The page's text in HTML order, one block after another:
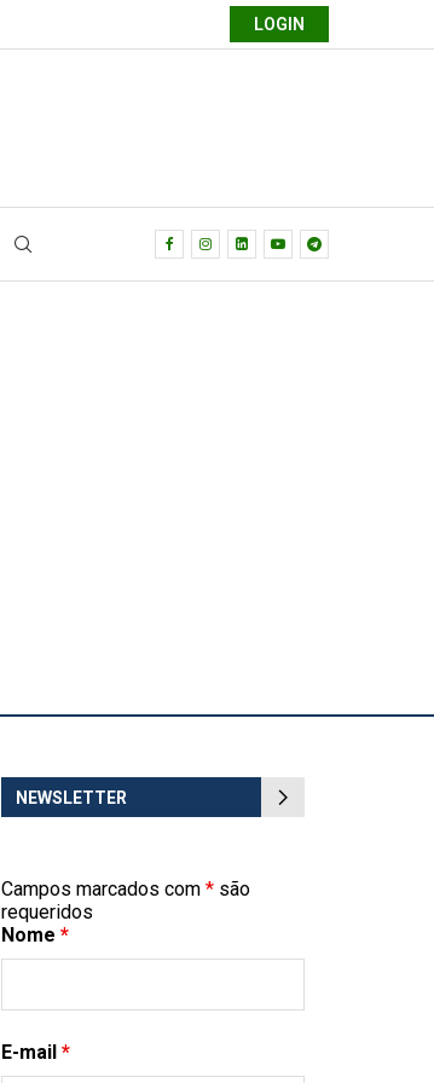
LOGIN
NEWSLETTER
Campos marcados com *são
requeridos
Nome *
E-mail *